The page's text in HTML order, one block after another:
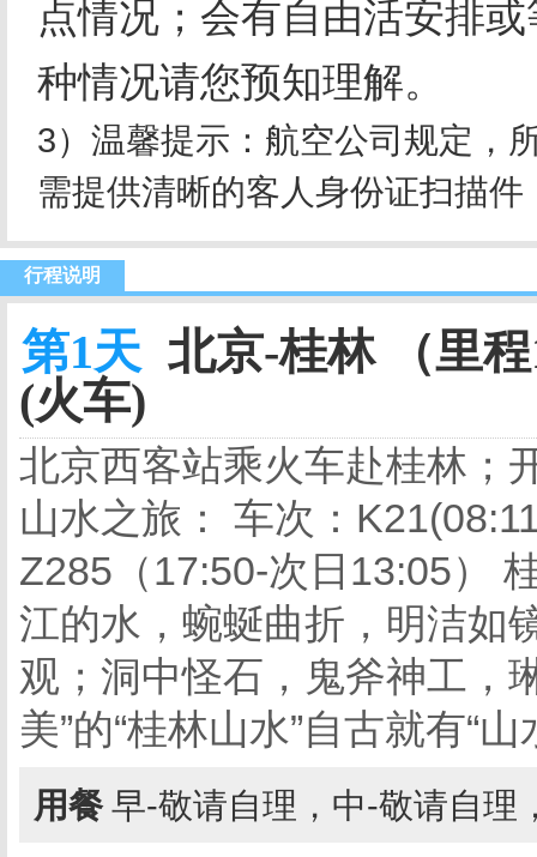
点情况；会有自由活安排
种情况请您预知理解。
3）温馨提示：航空公司规定，
需提供清晰的客人身份证扫描件
行程说明
第1天 北京-桂林 （里
(火车)
北京西客站乘火车赴桂林；
山水之旅： 车次：
Z285（17:50-次日13:05）
江的水，蜿蜒曲折，明洁如
观；洞中怪石，鬼斧神工，
美”的“桂林山水”自古就有“
用餐 早-敬请自理，中-敬请自理